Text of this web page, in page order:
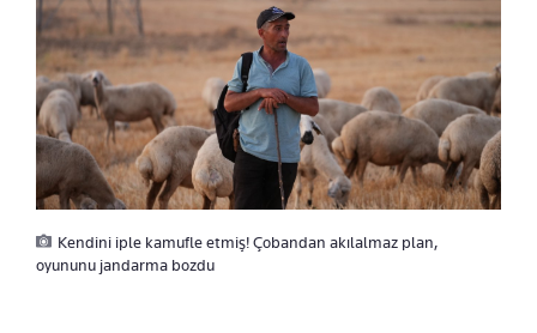
Kendini iple kamufle etmiş! Çobandan akılalmaz plan,
oyununu jandarma bozdu